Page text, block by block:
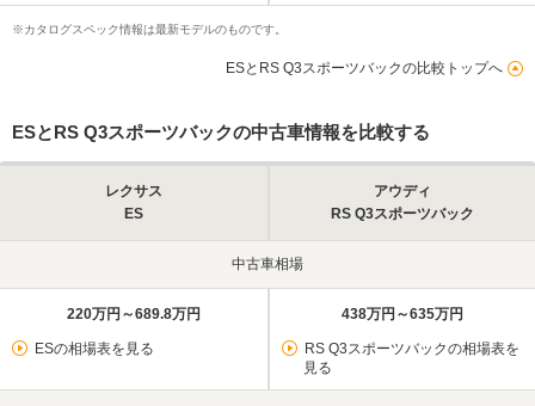
※カタログスペック情報は最新モデルのものです。
ESとRS Q3スポーツバックの比較トップへ
ESとRS Q3スポーツバックの中古車情報を比較する
レクサス
ES
アウディ
RS Q3スポーツバック
中古車相場
220万円～689.8万円
ESの相場表を見る
438万円～635万円
RS Q3スポーツバックの相場表を
見る